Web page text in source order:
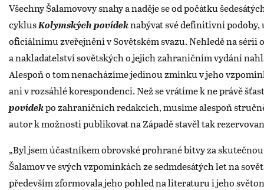
Všechny Šalamovovy snahy a naděje se od počátku
cyklusKolymských povídeknabývat své definitivní
oficiálnímu zveřejnění v Sovětském svazu. Nehledě na sérii
a nakladatelství sovětských o jejich zahraničním vydání
Alespoň o tom nenacházíme jedinou zmínku v jeho
ani v rozsáhlé korespondenci. Než se vrátíme k ne právě
povídekpo zahraničních redakcích, musíme alespoň
autor k možnosti publikovat na Západě stavěl tak
„Byl jsem účastníkem obrovské prohrané bitvy za
Šalamov ve svých vzpomínkách ze sedmdesátých let na
především zformovala jeho pohled na literaturu i jeho